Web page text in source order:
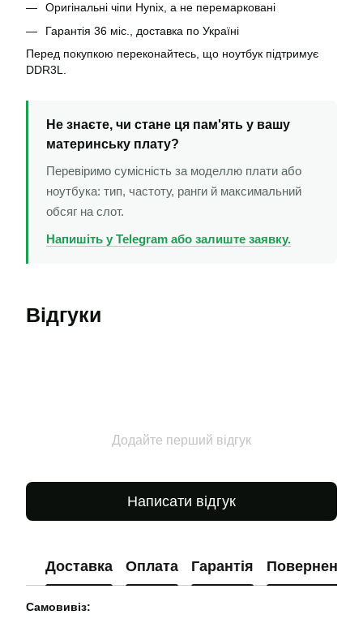
Оригінальні чіпи Hynix, а не перемарковані
Гарантія 36 міс., доставка по Україні
Перед покупкою переконайтесь, що ноутбук підтримує
DDR3L.
Не знаєте, чи стане ця пам'ять у вашу
материнську плату?
Перевіримо сумісність за моделлю плати або
ноутбука: тип, частоту, ранги й максимальний
обсяг на слот.
Напишіть у Telegram або залиште заявку.
Відгуки
Додайте перший відгук
Написати відгук
Доставка Оплата Гарантія Повернення
Самовивіз: